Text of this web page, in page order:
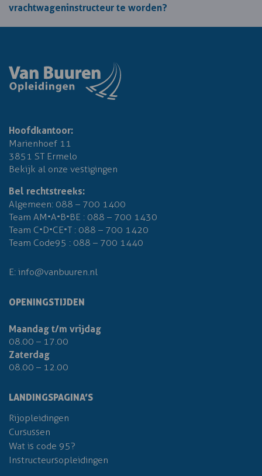
vrachtwageninstructeur te worden?
Hoofdkantoor:
Marienhoef 11
3851 ST Ermelo
Bekijk al onze vestigingen
Bel rechtstreeks:
Algemeen: 088 – 700 1400
Team AM•A•B•BE : 088 – 700 1430
Team C•D•CE•T : 088 – 700 1420
Team Code95 : 088 – 700 1440
E: info@vanbuuren.nl
OPENINGSTIJDEN
Maandag t/m vrijdag
08.00 – 17.00
Zaterdag
08.00 – 12.00
LANDINGSPAGINA’S
Rijopleidingen
Cursussen
Wat is code 95?
Instructeursopleidingen